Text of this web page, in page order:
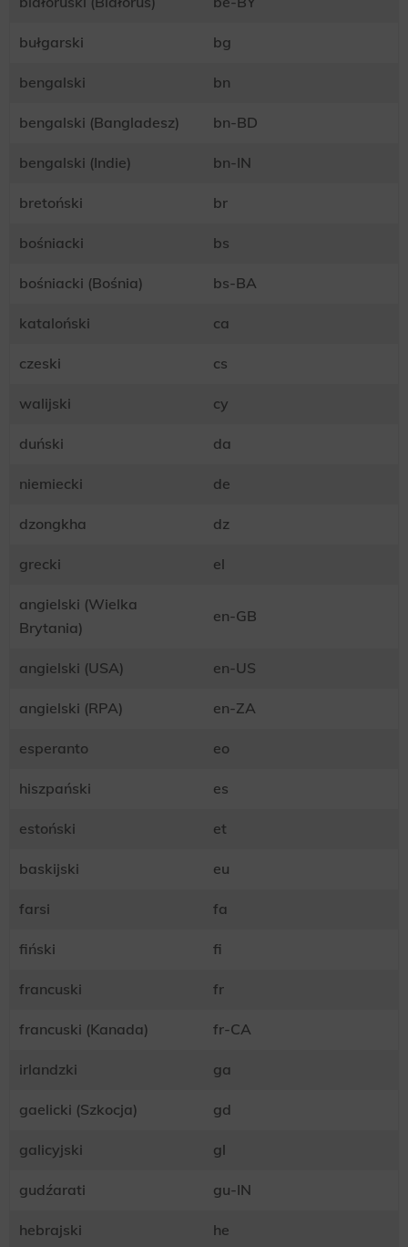
bułgarski bg
bengalski bn
bengalski (Bangladesz) bn-BD
bengalski (Indie) bn-IN
bretoński br
bośniacki bs
bośniacki (Bośnia) bs-BA
kataloński ca
czeski cs
walijski cy
duński da
niemiecki de
dzongkha dz
grecki el
angielski (Wielka
Brytania)
en-GB
angielski (USA) en-US
angielski (RPA) en-ZA
esperanto eo
hiszpański es
estoński et
baskijski eu
farsi fa
fiński fi
francuski fr
francuski (Kanada) fr-CA
irlandzki ga
gaelicki (Szkocja) gd
galicyjski gl
gudźarati gu-IN
hebrajski he